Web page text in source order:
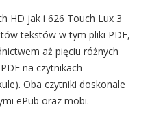
HD jak i 626 Touch Lux 3
tekstów w tym pliki PDF,
aż pięciu różnych
na czytnikach
Oba czytniki doskonale
ePub oraz mobi.